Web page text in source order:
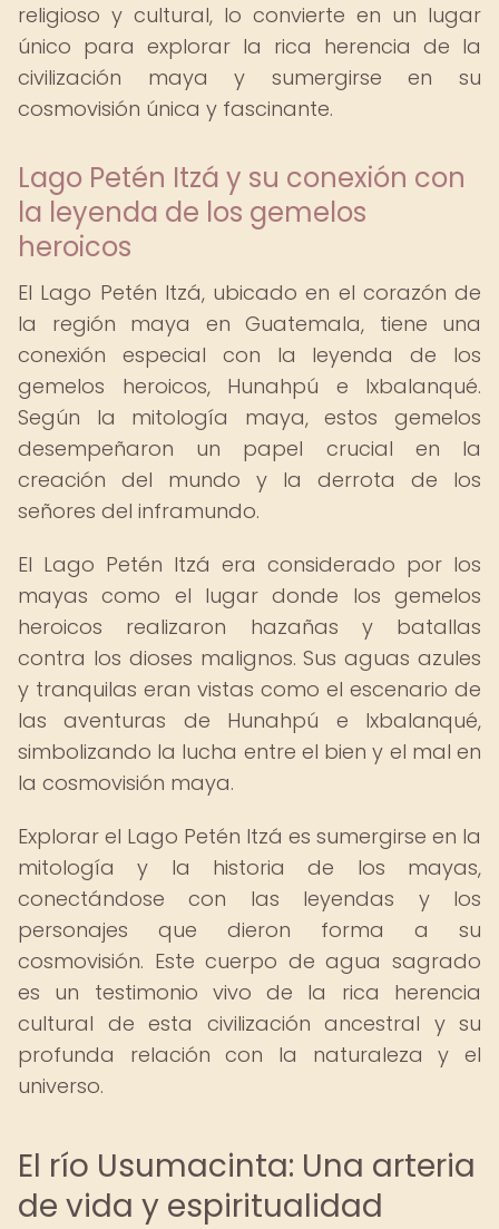
religioso y cultural, lo convierte en un lugar
único para explorar la rica herencia de la
civilización maya y sumergirse en su
cosmovisión única y fascinante.
Lago Petén Itzá y su conexión con
la leyenda de los gemelos
heroicos
El Lago Petén Itzá, ubicado en el corazón de
la región maya en Guatemala, tiene una
conexión especial con la leyenda de los
gemelos heroicos, Hunahpú e Ixbalanqué.
Según la mitología maya, estos gemelos
desempeñaron un papel crucial en la
creación del mundo y la derrota de los
señores del inframundo.
El Lago Petén Itzá era considerado por los
mayas como el lugar donde los gemelos
heroicos realizaron hazañas y batallas
contra los dioses malignos. Sus aguas azules
y tranquilas eran vistas como el escenario de
las aventuras de Hunahpú e Ixbalanqué,
simbolizando la lucha entre el bien y el mal en
la cosmovisión maya.
Explorar el Lago Petén Itzá es sumergirse en la
mitología y la historia de los mayas,
conectándose con las leyendas y los
personajes que dieron forma a su
cosmovisión. Este cuerpo de agua sagrado
es un testimonio vivo de la rica herencia
cultural de esta civilización ancestral y su
profunda relación con la naturaleza y el
universo.
El río Usumacinta: Una arteria
de vida y espiritualidad